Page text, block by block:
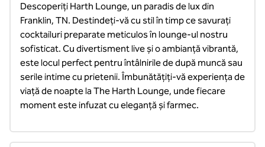
Descoperiți Harth Lounge, un paradis de lux din
Franklin, TN. Destindeți-vă cu stil în timp ce savurați
cocktailuri preparate meticulos în lounge-ul nostru
sofisticat. Cu divertisment live și o ambianță vibrantă,
este locul perfect pentru întâlnirile de după muncă sau
serile intime cu prietenii. Îmbunătățiți-vă experiența de
viață de noapte la The Harth Lounge, unde fiecare
moment este infuzat cu eleganță și farmec.